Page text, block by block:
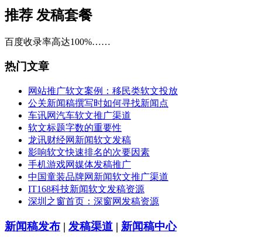
推荐 发稿套餐
百度收录率高达100%……
热门文章
网站推广软文案例：移民类软文投放
公关新闻稿撰写时如何寻找新闻点
车讯网汽车软文推广渠道
软文标题字数的重要性
龙讯财经网新闻软文发稿
影响软文快速排名的次要因素
手机游戏网媒体发稿推广
中国童装品牌网新闻软文推广渠道
IT168科技新闻软文发稿资源
深圳之窗首页：深窗网发稿资源
新闻稿发布 | 发稿渠道 | 新闻稿中心